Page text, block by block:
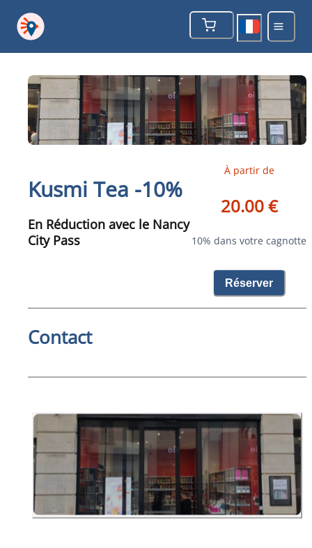
Kusmi Tea -10%
En Réduction avec le Nancy
City Pass
À partir de
20.00 €
10% dans votre cagnotte
Réserver
Contact